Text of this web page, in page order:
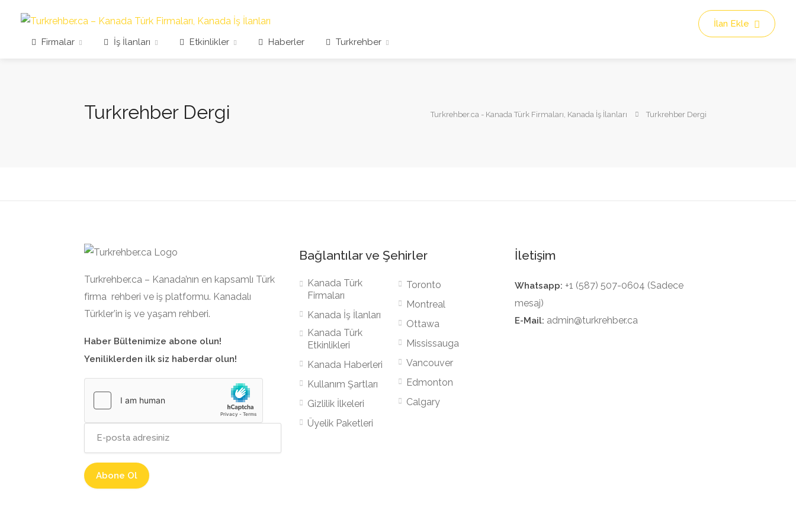
Firmalar İş İlanları Etkinlikler Haberler Turkrehber
İlan Ekle
Turkrehber Dergi Turkrehber.ca - Kanada Türk Firmaları, Kanada İş İlanları Turkrehber Dergi
Turkrehber.ca – Kanada’nın en kapsamlı Türk
firma rehberi ve iş platformu. Kanadalı
Türkler’in iş ve yaşam rehberi.
Haber Bültenimize abone olun!
Yeniliklerden ilk siz haberdar olun!
Bağlantılar ve Şehirler
Kanada Türk
Firmaları
Kanada İş İlanları
Kanada Türk
Etkinlikleri
Kanada Haberleri
Kullanım Şartları
Gizlilik İlkeleri
Üyelik Paketleri
Toronto
Montreal
Ottawa
Mississauga
Vancouver
Edmonton
Calgary
İletişim
Whatsapp: +1 (587) 507-0604 (Sadece
mesaj)
E-Mail: admin@turkrehber.ca